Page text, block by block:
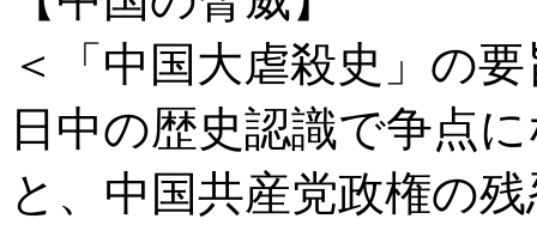
ないが、私自身ははっきりした推論とその論拠は持っている。いずれにせよ、撃墜直
きである事は間違いないだろう。周辺国も全て各々多大な影響を受ける事は当然であ
ろう。一般の日本人からすると信じ難いと思うが、米国は本気でロシアとの核戦争も
いようである。米欧/ＮＡＴＯと連携して露中に対決し、米国から日本に対し一説で
こんな旅行記を書いていられるような平穏な場合では無いのだが。 （３）作家ミハ
代にドイツとの戦争（１９４１年～４５年）に召集され人生を翻弄されるウクライナ
にも本当に重要な位置にあるのは今も昔も変わらないようだ。同じ本に手塚治虫の「
国家の暴力があった時代の事を語ってくれていた事も知った。昭和１９年、勿論漫画
チと呼ばれる一団があるそうで、この存在があるので米欧/ＮＡＴＯの攻撃に曝され
に隠しようも無くあからさまに米国のいいなりにさせられている日本の現状とは対照
る状況では無い筈だが、マレーシア航空機ＭＨ１７の撃墜事故では米国の要請に拘わ
＜「中国大虐殺史」の
日中の歴史認識で争点
と、中国共産党政権の